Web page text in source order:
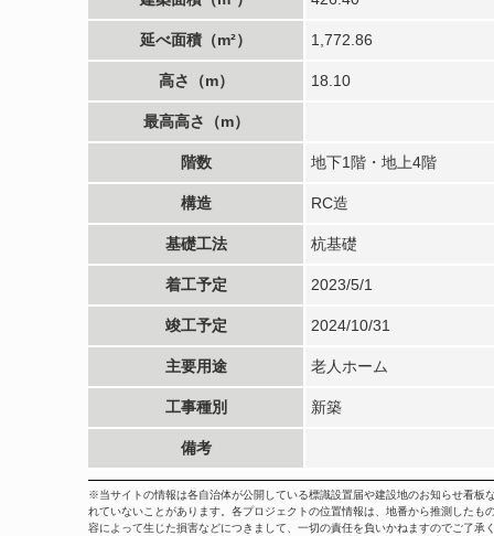
延べ面積（m²） 1,772.86
高さ（m） 18.10
最高高さ（m）
階数 地下1階・地上4階
構造 RC造
基礎工法 杭基礎
着工予定 2023/5/1
竣工予定 2024/10/31
主要用途 老人ホーム
工事種別 新築
備考
※当サイトの情報は各自治体が公開している標識設置届や建設地のお知らせ看
れていないことがあります。各プロジェクトの位置情報は、地番から推測した
容によって生じた損害などにつきまして、一切の責任を負いかねますのでご了承